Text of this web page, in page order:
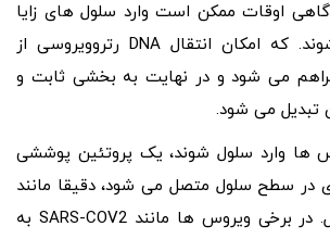
گاهی اوقات ممکن است وارد سلول های زایا
(تخمک و اسپرم) شوند. که امکان انتقال DNA رتروویروسی از
فراهم می شود و در نهایت به بخشی ثابت و
تبدیل می شود.
ها وارد سلول شوند، یک پروتئین پوششی
در سطح سلول متصل می شود، دقیقا مانند
یک کلید در یک قفل. در برخی ویروس ها مانند SARS-COV2 به